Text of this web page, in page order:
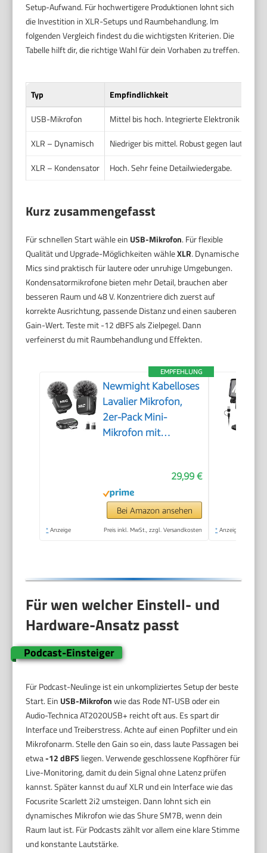
Setup-Aufwand. Für hochwertigere Produktionen lohnt sich
die Investition in XLR-Setups und Raumbehandlung. Im
folgenden Vergleich findest du die wichtigsten Kriterien. Die
Tabelle hilft dir, die richtige Wahl für dein Vorhaben zu treffen.
Typ
Empfindlichkeit
USB-Mikrofon
Mittel bis hoch. Integrierte Elektronik gleicht
XLR – Dynamisch
Niedriger bis mittel. Robust gegen laute
XLR – Kondensator
Hoch. Sehr feine Detailwiedergabe.
Kurz zusammengefasst
Für schnellen Start wähle ein USB-Mikrofon. Für flexible
Qualität und Upgrade-Möglichkeiten wähleXLR. Dynamische
Mics sind praktisch für lautere oder unruhige Umgebungen.
Kondensatormikrofone bieten mehr Detail, brauchen aber
besseren Raum und 48 V. Konzentriere dich zuerst auf
korrekte Ausrichtung, passende Distanz und einen sauberen
Gain-Wert. Teste mit -12 dBFS als Zielpegel. Dann
verfeinerst du mit Raumbehandlung und Effekten.
EMPFEHLUNG
Newmight Kabelloses
Lavalier Mikrofon,
2er-Pack Mini-
Mikrofon mit
Stummschaltung und
Reverb für Vlogging,
Videoaufnahmen,
TikTok, YouTube
29,99 €
Bei Amazon ansehen
* Anzeige Preis inkl. MwSt., zzgl. Versandkosten * Anzeige
Für wen welcher Einstell- und
Hardware-Ansatz passt
Podcast-Einsteiger
Für Podcast-Neulinge ist ein unkompliziertes Setup der beste
Start. Ein USB-Mikrofonwie das Rode NT-USB oder ein
Audio-Technica AT2020USB+ reicht oft aus. Es spart dir
Interface und Treiberstress. Achte auf einen Popfilter und ein
Mikrofonarm. Stelle den Gain so ein, dass laute Passagen bei
etwa-12 dBFS liegen. Verwende geschlossene Kopfhörer für
Live-Monitoring, damit du dein Signal ohne Latenz prüfen
kannst. Später kannst du auf XLR und ein Interface wie das
Focusrite Scarlett 2i2 umsteigen. Dann lohnt sich ein
dynamisches Mikrofon wie das Shure SM7B, wenn dein
Raum laut ist. Für Podcasts zählt vor allem eine klare Stimme
und konstante Lautstärke.